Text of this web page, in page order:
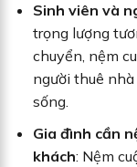
Sinh viên và
trọng lượng
chuyển, nệm
người thuê
sống.
Gia đình cần
khách: Nệm